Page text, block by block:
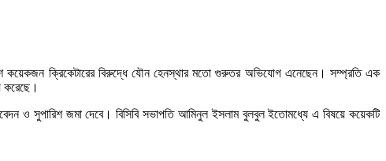
বেশ কয়েকজন ক্রিকেটারের বিরুদ্ধে যৌন হেনস্থার মতো গুরুতর অভিযোগ এনেছেন। সম্প্রতি এক
করেছে।
ও সুপারিশ জমা দেবে। বিসিবি সভাপতি আমিনুল ইসলাম বুলবুল ইতোমধ্যে এ বিষয়ে কয়েকটি